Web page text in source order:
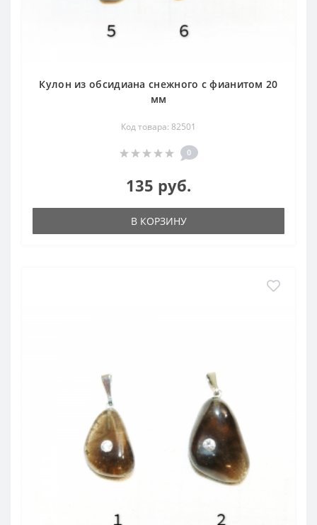
Кулон из обсидиана снежного с фианитом 20
мм
Код товара: 82501
0
135 руб.
В КОРЗИНУ